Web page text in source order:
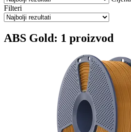
Filteri
ABS Gold: 1 proizvod